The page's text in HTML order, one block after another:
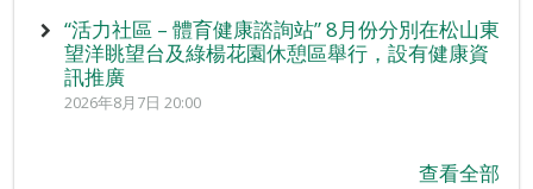
“活力社區 – 體育健康諮詢站” 8月份分別在松山東
望洋眺望台及綠楊花園休憩區舉行，設有健康資
訊推廣
2026年8月7日 20:00
查看全部